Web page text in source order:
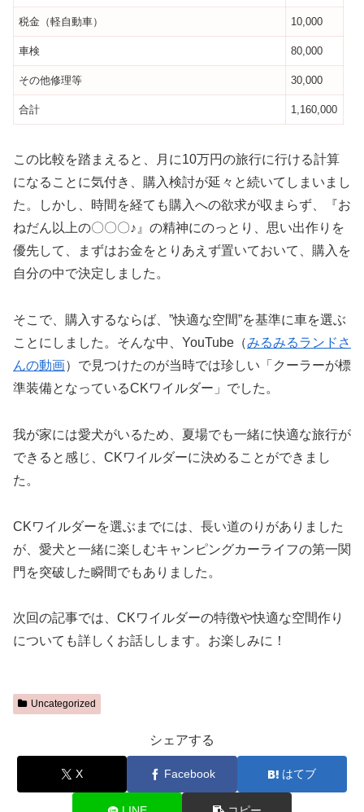
税金（軽自動車） 10,000
車検 80,000
その他修理等 30,000
合計 1,160,000
この比較を踏まえると、月に10万円の旅行に行ける計算
になることに気付き、購入検討が延々と続いてしまいまし
た。しかし、時間を経ても購入への欲求が収まらず、『お
ねだん以上の〇〇〇♪』の精神にのっとり、思い出作りを
優先して、まずはお金をとりあえず置いておいて、購入を
自分の中で決定しました。
そこで、購入するならば、”快適な空間”を基準に車を選ぶ
ことにしました。そんな中、YouTube（みるみるランドさ
んの動画）で見つけたのが当時では珍しい「クーラーが標
準装備となっているCKワイルダー」でした。
我が家には愛犬がいるため、夏場でも一緒に快適な旅行が
できると感じ、CKワイルダーに決めることができまし
た。
CKワイルダーを選ぶまでには、長い道のりがありました
が、愛犬と一緒に楽しむキャンピングカーライフの第一関
門を突破した瞬間でもありました。
次回の記事では、CKワイルダーの特徴や快適な空間作り
についても詳しくお話しします。お楽しみに！
Uncategorized
シェアする
X Facebook はてブ